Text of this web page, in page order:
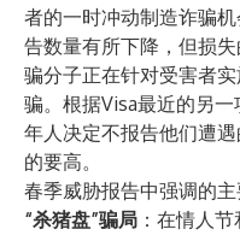
者的一时冲动制造诈骗
告数量有所下降，但损
骗分子正在针对受害者
骗。根据Visa最近的另
年人决定不报告他们遭
的要高。
春季威胁报告中强调的主
“杀猪盘”骗局 ：在情人